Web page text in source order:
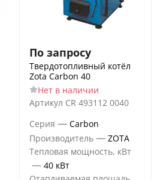
По запросу
Твердотопливный котёл
Zota Carbon 40
Нет в наличии
Артикул CR 493112 0040
Серия — Carbon
Производитель — ZOTA
Тепловая мощность, кВт
— 40 кВт